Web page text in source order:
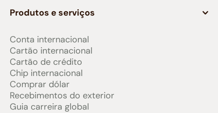
Produtos e serviços
Conta internacional
Cartão internacional
Cartão de crédito
Chip internacional
Comprar dólar
Recebimentos do exterior
Guia carreira global